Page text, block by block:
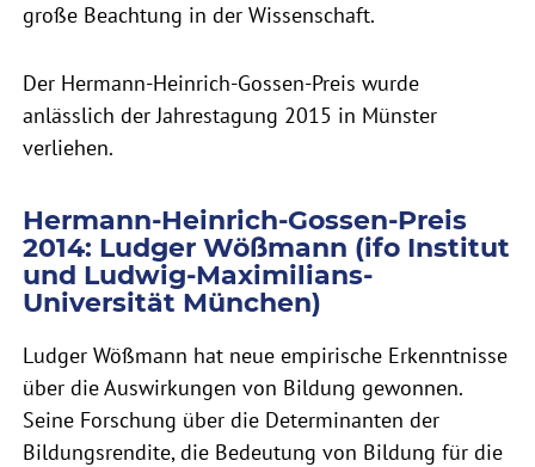
große Beachtung in der Wissenschaft.
Der Hermann-Heinrich-Gossen-Preis wurde
anlässlich der Jahrestagung 2015 in Münster
verliehen.
Hermann-Heinrich-Gossen-Preis
2014: Ludger Wößmann (ifo Institut
und Ludwig-Maximilians-
Universität München)
Ludger Wößmann hat neue empirische Erkenntnisse
über die Auswirkungen von Bildung gewonnen.
Seine Forschung über die Determinanten der
Bildungsrendite, die Bedeutung von Bildung für die